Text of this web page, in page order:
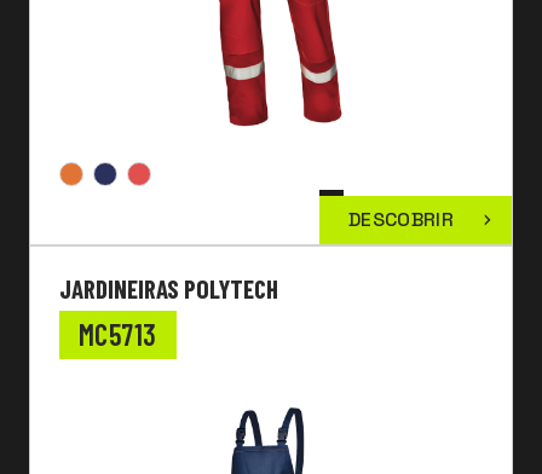
DESCOBRIR
JARDINEIRAS POLYTECH
MC5713